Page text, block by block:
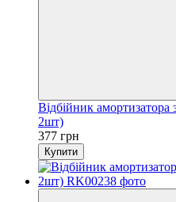
Відбійник
2шт)
377 грн
Купити